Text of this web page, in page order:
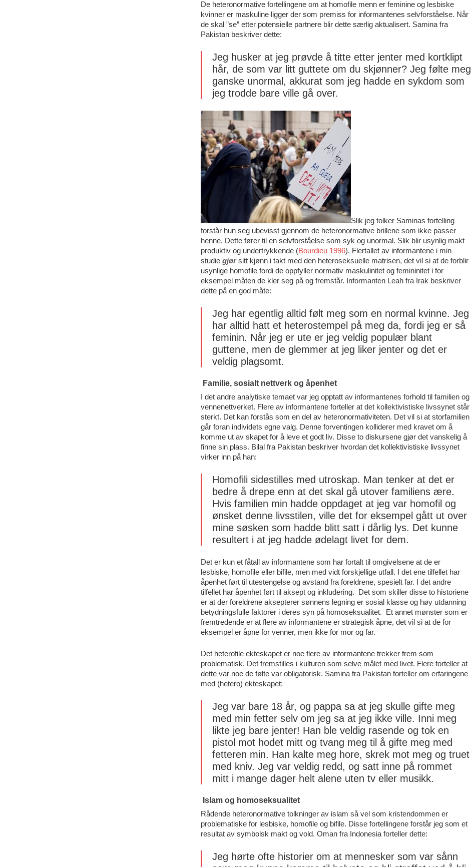
De heteronormative fortellingene om at homofile menn er feminine og lesbiske
kvinner er maskuline ligger der som premiss for informantenes selvforståelse. Når
de skal ”se” etter potensielle partnere blir dette særlig aktualisert. Samina fra
Pakistan beskriver dette:
Jeg husker at jeg prøvde å titte etter jenter med kortklipt
hår, de som var litt guttete om du skjønner? Jeg følte meg
ganske unormal, akkurat som jeg hadde en sykdom som
jeg trodde bare ville gå over.
Slik jeg tolker Saminas fortelling
forstår hun seg ubevisst gjennom de heteronormative brillene som ikke passer
henne. Dette fører til en selvforståelse som syk og unormal. Slik blir usynlig makt
produktiv og undertrykkende (Bourdieu 1996). Flertallet av informantene i min
studie gjørsitt kjønn i takt med den heteroseksuelle matrisen, det vil si at de forblir
usynlige homofile fordi de oppfyller normativ maskulinitet og femininitet i for
eksempel måten de kler seg på og fremstår. Informanten Leah fra Irak beskriver
dette på en god måte:
Jeg har egentlig alltid følt meg som en normal kvinne. Jeg
har alltid hatt et heterostempel på meg da, fordi jeg er så
feminin. Når jeg er ute er jeg veldig populær blant
guttene, men de glemmer at jeg liker jenter og det er
veldig plagsomt.
Familie, sosialt nettverk og åpenhet
I det andre analytiske temaet var jeg opptatt av informantenes forhold til familien og
vennenettverket. Flere av informantene forteller at det kollektivistiske livssynet står
sterkt. Det kan forstås som en del av heteronormativiteten. Det vil si at storfamilien
går foran individets egne valg. Denne forventingen kolliderer med kravet om å
komme ut av skapet for å leve et godt liv. Disse to diskursene gjør det vanskelig å
finne sin plass. Bilal fra Pakistan beskriver hvordan det kollektivistiske livssynet
virker inn på han:
Homofili sidestilles med utroskap. Man tenker at det er
bedre å drepe enn at det skal gå utover familiens ære.
Hvis familien min hadde oppdaget at jeg var homofil og
ønsket denne livsstilen, ville det for eksempel gått ut over
mine søsken som hadde blitt satt i dårlig lys. Det kunne
resultert i at jeg hadde ødelagt livet for dem.
Det er kun et fåtall av informantene som har fortalt til omgivelsene at de er
lesbiske, homofile eller bifile, men med vidt forskjellige utfall. I det ene tilfellet har
åpenhet ført til utestengelse og avstand fra foreldrene, spesielt far. I det andre
tilfellet har åpenhet ført til aksept og inkludering. Det som skiller disse to historiene
er at der foreldrene aksepterer sønnens legning er sosial klasse og høy utdanning
betydningsfulle faktorer i deres syn på homoseksualitet. Et annet mønster som er
fremtredende er at flere av informantene er strategisk åpne, det vil si at de for
eksempel er åpne for venner, men ikke for mor og far.
Det heterofile ekteskapet er noe flere av informantene trekker frem som
problematisk. Det fremstilles i kulturen som selve målet med livet. Flere forteller at
dette var noe de følte var obligatorisk. Samina fra Pakistan forteller om erfaringene
med (hetero) ekteskapet:
Jeg var bare 18 år, og pappa sa at jeg skulle gifte meg
med min fetter selv om jeg sa at jeg ikke ville. Inni meg
likte jeg bare jenter! Han ble veldig rasende og tok en
pistol mot hodet mitt og tvang meg til å gifte meg med
fetteren min. Han kalte meg hore, skrek mot meg og truet
med kniv. Jeg var veldig redd, og satt inne på rommet
mitt i mange dager helt alene uten tv eller musikk.
Islam og homoseksualitet
Rådende heteronormative tolkninger av islam så vel som kristendommen er
problematiske for lesbiske, homofile og bifile. Disse fortellingene forstår jeg som et
resultat av symbolsk makt og vold. Oman fra Indonesia forteller dette:
Jeg hørte ofte historier om at mennesker som var sånn